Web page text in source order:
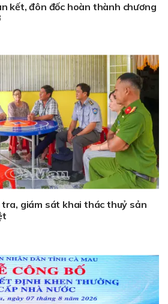
kết, đôn đốc hoàn thành chương
tra, giám sát khai thác thuỷ sản